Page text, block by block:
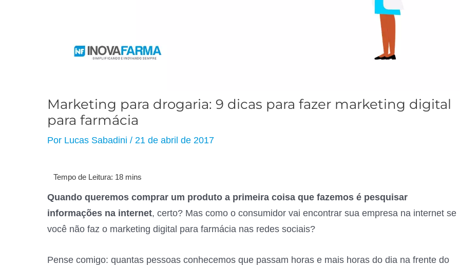
Marketing para drogaria: 9 dicas para fazer marketing digital
para farmácia
Por Lucas Sabadini / 21 de abril de 2017
Quando queremos comprar um produto a primeira coisa que fazemos é pesquisar
informações na internet, certo? Mas como o consumidor vai encontrar sua empresa na internet se
você não faz o marketing digital para farmácia nas redes sociais?
Pense comigo: quantas pessoas conhecemos que passam horas e mais horas do dia na frente do